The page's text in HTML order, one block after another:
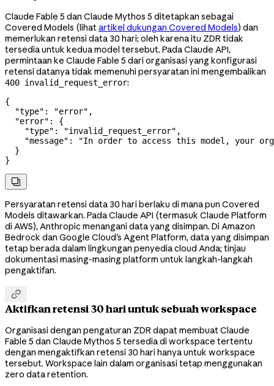
Claude Fable 5 dan Claude Mythos 5 ditetapkan sebagai
Covered Models (lihatartikel dukungan Covered Models) dan
memerlukan retensi data 30 hari; oleh karena itu ZDR tidak
tersedia untuk kedua model tersebut. Pada Claude API,
permintaan ke Claude Fable 5 dari organisasi yang konfigurasi
retensi datanya tidak memenuhi persyaratan ini mengembalikan
400 invalid_request_error:
{
  "type"
: "error" ,
  "error"
: {
    "type"
: "invalid_request_error" ,
    "message"
:
"In order to access this model, your
  }
}

Persyaratan retensi data 30 hari berlaku di mana pun Covered
Models ditawarkan. Pada Claude API (termasuk Claude Platform
di AWS), Anthropic menangani data yang disimpan. Di Amazon
Bedrock dan Google Cloud's Agent Platform, data yang disimpan
tetap berada dalam lingkungan penyedia cloud Anda; tinjau
dokumentasi masing-masing platform untuk langkah-langkah
pengaktifan.

Aktifkan retensi 30 hari untuk sebuah workspace
Organisasi dengan pengaturan ZDR dapat membuat Claude
Fable 5 dan Claude Mythos 5 tersedia di workspace tertentu
dengan mengaktifkan retensi 30 hari hanya untuk workspace
tersebut. Workspace lain dalam organisasi tetap menggunakan
zero data retention.